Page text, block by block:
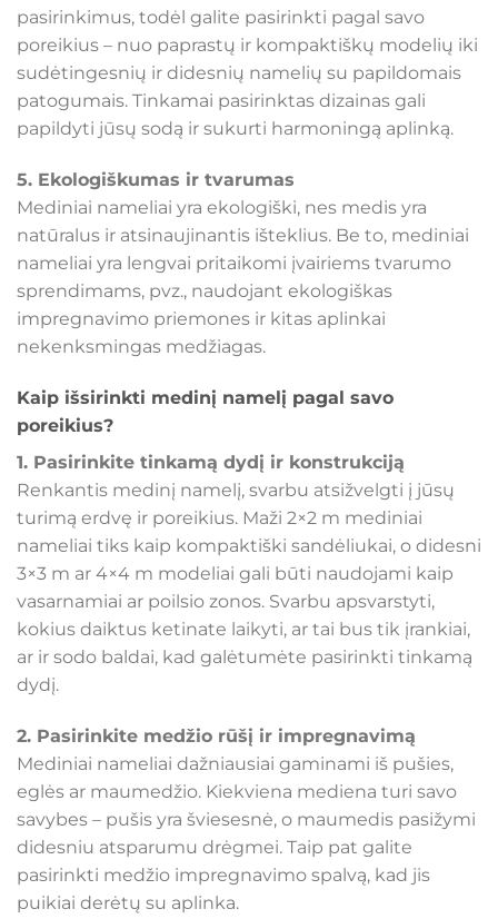
pasirinkimus, todėl galite pasirinkti pagal savo
poreikius – nuo paprastų ir kompaktiškų modelių iki
sudėtingesnių ir didesnių namelių su papildomais
patogumais. Tinkamai pasirinktas dizainas gali
papildyti jūsų sodą ir sukurti harmoningą aplinką.
5. Ekologiškumas ir tvarumas
Mediniai nameliai yra ekologiški, nes medis yra
natūralus ir atsinaujinantis išteklius. Be to, mediniai
nameliai yra lengvai pritaikomi įvairiems tvarumo
sprendimams, pvz., naudojant ekologiškas
impregnavimo priemones ir kitas aplinkai
nekenksmingas medžiagas.
Kaip išsirinkti medinį namelį pagal savo
poreikius?
1. Pasirinkite tinkamą dydį ir konstrukciją
Renkantis medinį namelį, svarbu atsižvelgti į jūsų
turimą erdvę ir poreikius. Maži 2×2 m mediniai
nameliai tiks kaip kompaktiški sandėliukai, o didesni
3×3 m ar 4×4 m modeliai gali būti naudojami kaip
vasarnamiai ar poilsio zonos. Svarbu apsvarstyti,
kokius daiktus ketinate laikyti, ar tai bus tik įrankiai,
ar ir sodo baldai, kad galėtumėte pasirinkti tinkamą
dydį.
2. Pasirinkite medžio rūšį ir impregnavimą
Mediniai nameliai dažniausiai gaminami iš pušies,
eglės ar maumedžio. Kiekviena mediena turi savo
savybes – pušis yra šviesesnė, o maumedis pasižymi
didesniu atsparumu drėgmei. Taip pat galite
pasirinkti medžio impregnavimo spalvą, kad jis
puikiai derėtų su aplinka.